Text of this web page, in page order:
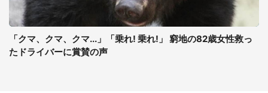
「クマ、クマ、クマ...」「乗れ! 乗れ!」 窮地の82歳女性救っ
たドライバーに賞賛の声